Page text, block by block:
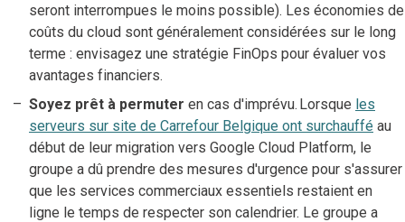
seront interrompues le moins possible). Les économies de
coûts du cloud sont généralement considérées sur le long
terme : envisagez une stratégie FinOps pour évaluer vos
avantages financiers.
Soyez prêt à permuter en cas d'imprévu. Lorsque les
serveurs sur site de Carrefour Belgique ont surchauffé au
début de leur migration vers Google Cloud Platform, le
groupe a dû prendre des mesures d'urgence pour s'assurer
que les services commerciaux essentiels restaient en
ligne le temps de respecter son calendrier. Le groupe a